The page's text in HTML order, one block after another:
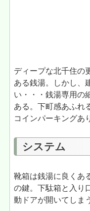
ディープな北千住の
ある銭湯。しかし、
い・・・銭湯専用の
ある。下町感あふれ
コインパーキングあ
システム
靴箱は銭湯に良くあ
の鍵。下駄箱と入り
動ドアが開いてしま